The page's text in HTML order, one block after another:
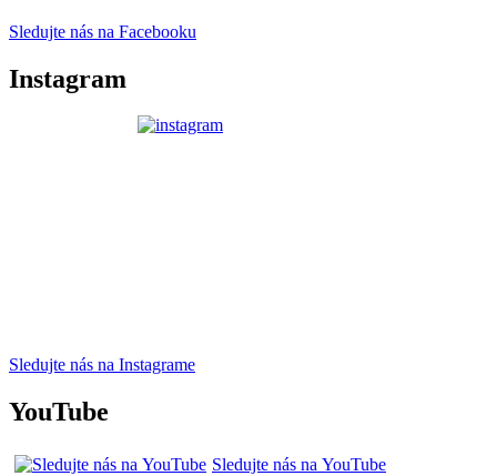
Sledujte nás na Facebooku
Instagram
Sledujte nás na Instagrame
YouTube
Sledujte nás na YouTube